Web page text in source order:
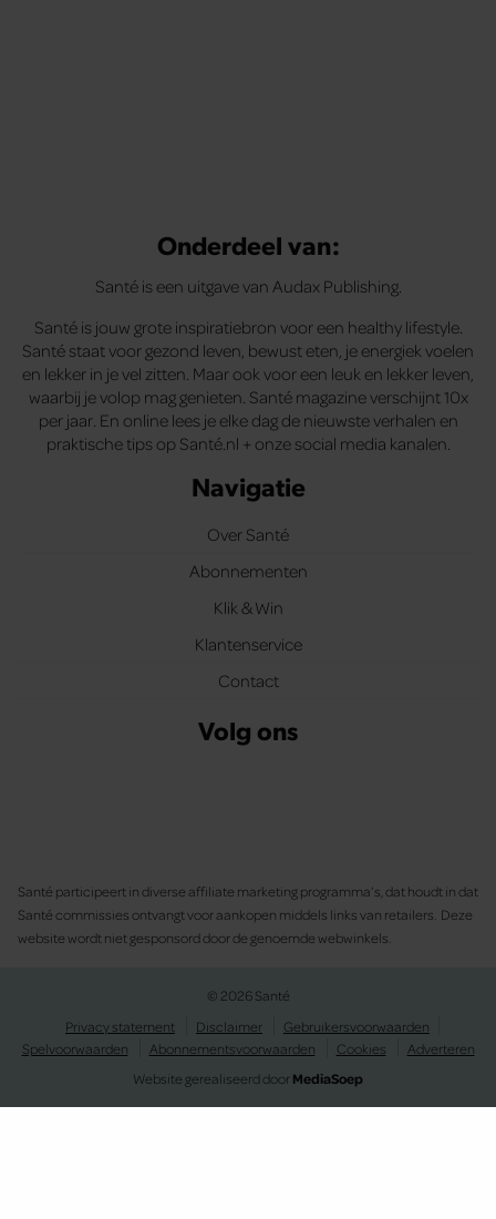
Onderdeel van:
Santé is een uitgave van Audax Publishing.
Santé is jouw grote inspiratiebron voor een healthy lifestyle.
Santé staat voor gezond leven, bewust eten, je energiek voelen
en lekker in je vel zitten. Maar ook voor een leuk en lekker leven,
waarbij je volop mag genieten. Santé magazine verschijnt 10x
per jaar. En online lees je elke dag de nieuwste verhalen en
praktische tips op Santé.nl + onze social media kanalen.
Navigatie
Over Santé
Abonnementen
Klik & Win
Klantenservice
Contact
Volg ons
Santé participeert in diverse affiliate marketing programma’s, dat houdt in dat
Santé commissies ontvangt voor aankopen middels links van retailers. Deze
website wordt niet gesponsord door de genoemde webwinkels.
© 2026 Santé
Privacy statement
Disclaimer
Gebruikersvoorwaarden
Spelvoorwaarden
Abonnementsvoorwaarden Cookies
Adverteren
Website gerealiseerd doorMediaSoep